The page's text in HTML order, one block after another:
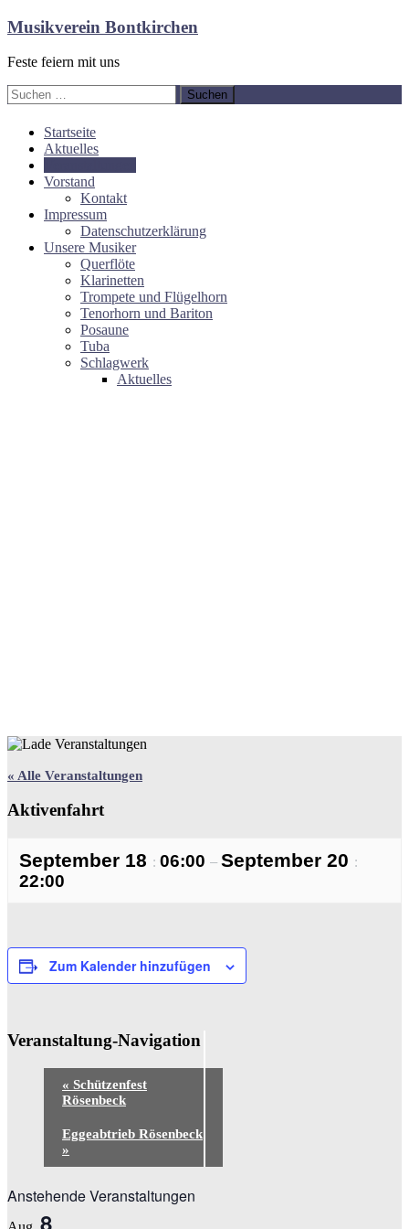
Zum
springen
Musikverein Bontkirchen
Feste feiern mit uns
Suchen
nach:
Startseite
Aktuelles
Vorstand
Kontakt
Impressum
Datenschutzerklärung
Unsere Musiker
Querflöte
Klarinetten
Trompete und Flügelhorn
Tenorhorn und Bariton
Posaune
Tuba
Schlagwerk
Aktuelles
« Alle Veranstaltungen
Aktivenfahrt
September 18 : 06:00 – September 20 :
22:00
Zum Kalender hinzufügen
Veranstaltung-Navigation
« Schützenfest
Rösenbeck
Eggeabtrieb Rösenbeck
»
Anstehende Veranstaltungen
8